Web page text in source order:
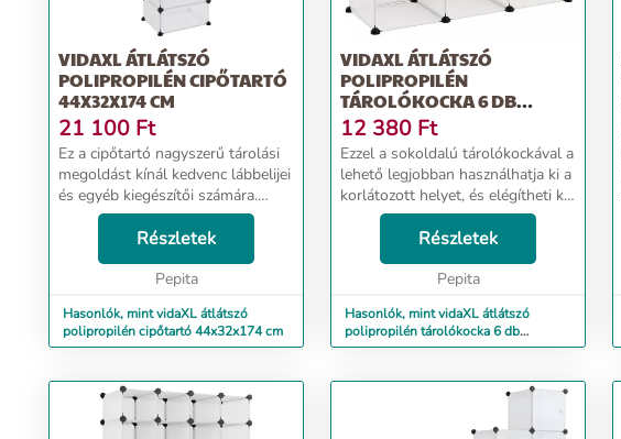
VIDAXL ÁTLÁTSZÓ
POLIPROPILÉN CIPŐTARTÓ
44X32X174 CM
21 100 Ft
Ez a cipőtartó nagyszerű tárolási
megoldást kínál kedvenc lábbelijei
és egyéb kiegészítői számára.
Praktikus anyag: A cipőszervező
polipropilén műanyag panelekből
készült, amelyek vízállóak, és
Részletek
Pepita
Hasonlók, mint vidaXL átlátszó
polipropilén cipőtartó 44x32x174 cm
VIDAXL ÁTLÁTSZÓ
POLIPROPILÉN
TÁROLÓKOCKA 6 DB
KOCKÁVAL
12 380 Ft
Ezzel a sokoldalú tárolókockával a
lehető legjobban használhatja ki a
korlátozott helyet, és elégítheti ki
különféle tárolási igényeit.
Praktikus anyag: A tároló
polipropilén műanyag panelekből
Részletek
Pepita
Hasonlók, mint vidaXL átlátszó
polipropilén tárolókocka 6 db
kockával